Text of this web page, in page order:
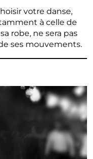
votre danse,
à celle de
robe, ne sera pas
ses mouvements.